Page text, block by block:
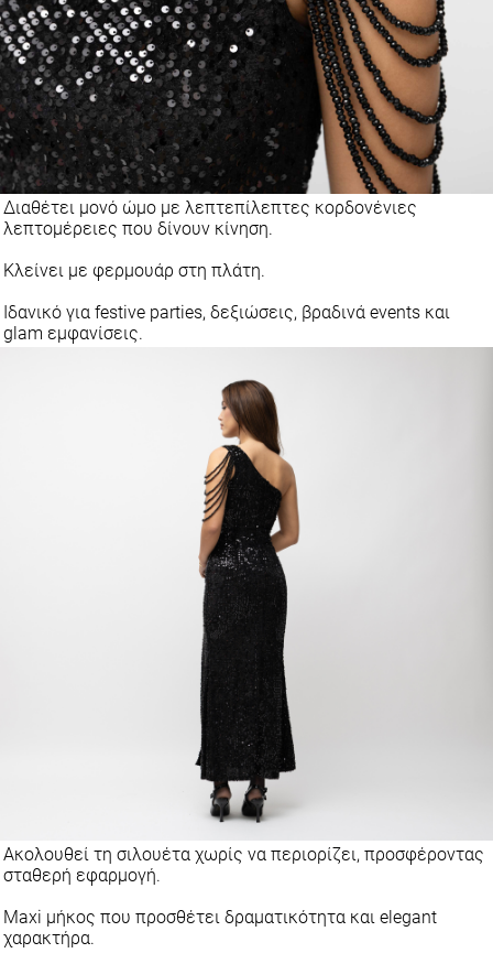
Διαθέτει μονό ώμο με λεπτεπίλεπτες κορδονένιες
λεπτομέρειες που δίνουν κίνηση.
Κλείνει με φερμουάρ στη πλάτη.
Ιδανικό για festive parties, δεξιώσεις, βραδινά events και
glam εμφανίσεις.
Ακολουθεί τη σιλουέτα χωρίς να περιορίζει, προσφέροντας
σταθερή εφαρμογή.
Maxi μήκος που προσθέτει δραματικότητα και elegant
χαρακτήρα.